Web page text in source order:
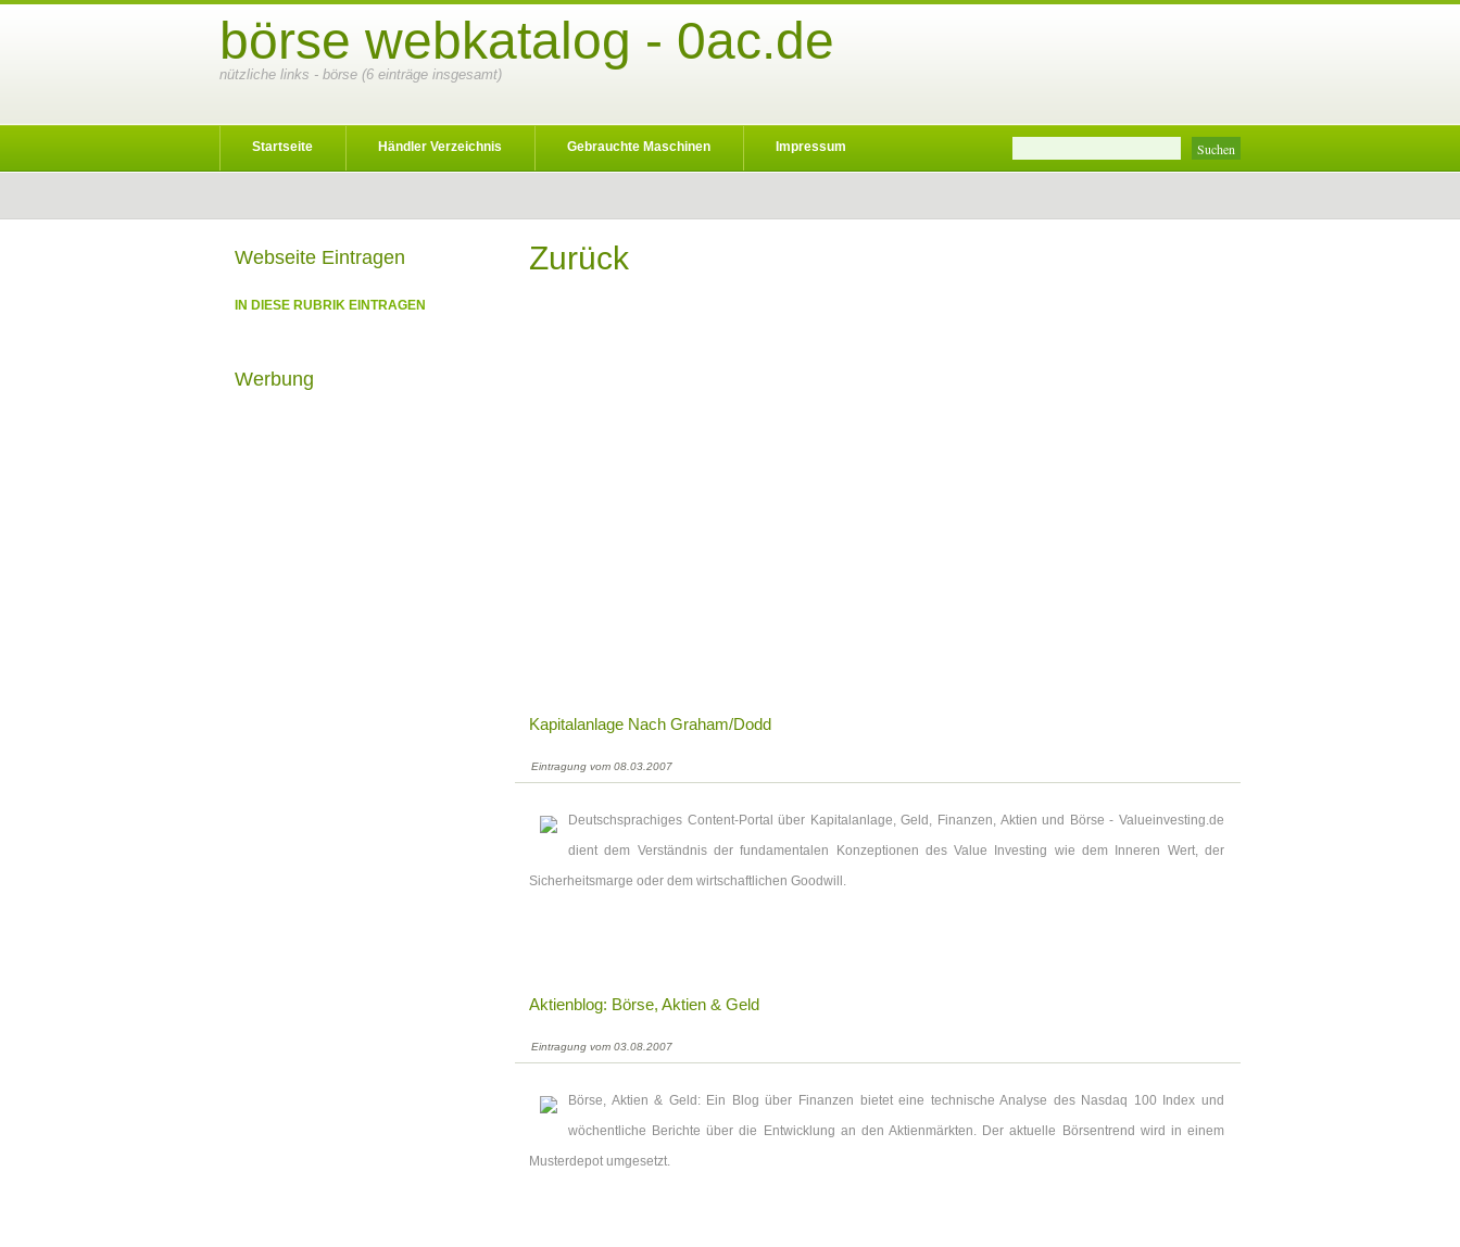
börse webkatalog - 0ac.de
nützliche links - börse (6 einträge insgesamt)
Startseite Händler Verzeichnis Gebrauchte Maschinen Impressum
Zurück
Kapitalanlage Nach Graham/Dodd
Eintragung vom 08.03.2007
Deutschsprachiges Content-Portal über Kapitalanlage, Geld, Finanzen, Aktien und Börse - Valueinvesting.de
dient dem Verständnis der fundamentalen Konzeptionen des Value Investing wie dem Inneren Wert, der
Sicherheitsmarge oder dem wirtschaftlichen Goodwill.
Aktienblog: Börse, Aktien & Geld
Eintragung vom 03.08.2007
Börse, Aktien & Geld: Ein Blog über Finanzen bietet eine technische Analyse des Nasdaq 100 Index und
wöchentliche Berichte über die Entwicklung an den Aktienmärkten. Der aktuelle Börsentrend wird in einem
Musterdepot umgesetzt.
Webseite Eintragen
IN DIESE RUBRIK EINTRAGEN
Werbung